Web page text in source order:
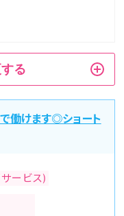
る
働けます◎ショート
ービス)